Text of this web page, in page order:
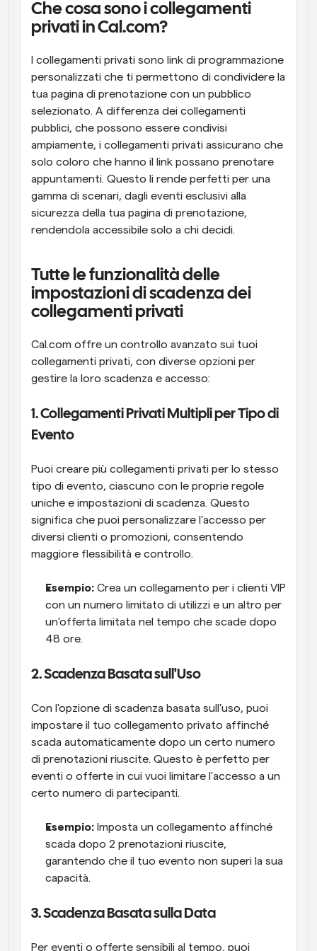
Che cosa sono i collegamenti
privati in Cal.com?
I collegamenti privati sono link di programmazione
personalizzati che ti permettono di condividere la
tua pagina di prenotazione con un pubblico
selezionato. A differenza dei collegamenti
pubblici, che possono essere condivisi
ampiamente, i collegamenti privati assicurano che
solo coloro che hanno il link possano prenotare
appuntamenti. Questo li rende perfetti per una
gamma di scenari, dagli eventi esclusivi alla
sicurezza della tua pagina di prenotazione,
rendendola accessibile solo a chi decidi.
Tutte le funzionalità delle
impostazioni di scadenza dei
collegamenti privati
Cal.com offre un controllo avanzato sui tuoi
collegamenti privati, con diverse opzioni per
gestire la loro scadenza e accesso:
1. Collegamenti Privati Multipli per Tipo di
Evento
Puoi creare più collegamenti privati per lo stesso
tipo di evento, ciascuno con le proprie regole
uniche e impostazioni di scadenza. Questo
significa che puoi personalizzare l'accesso per
diversi clienti o promozioni, consentendo
maggiore flessibilità e controllo.
Esempio: Crea un collegamento per i clienti VIP
con un numero limitato di utilizzi e un altro per
un'offerta limitata nel tempo che scade dopo
48 ore.
2. Scadenza Basata sull'Uso
Con l'opzione di scadenza basata sull'uso, puoi
impostare il tuo collegamento privato affinché
scada automaticamente dopo un certo numero
di prenotazioni riuscite. Questo è perfetto per
eventi o offerte in cui vuoi limitare l'accesso a un
certo numero di partecipanti.
Esempio: Imposta un collegamento affinché
scada dopo 2 prenotazioni riuscite,
garantendo che il tuo evento non superi la sua
capacità.
3. Scadenza Basata sulla Data
Per eventi o offerte sensibili al tempo, puoi